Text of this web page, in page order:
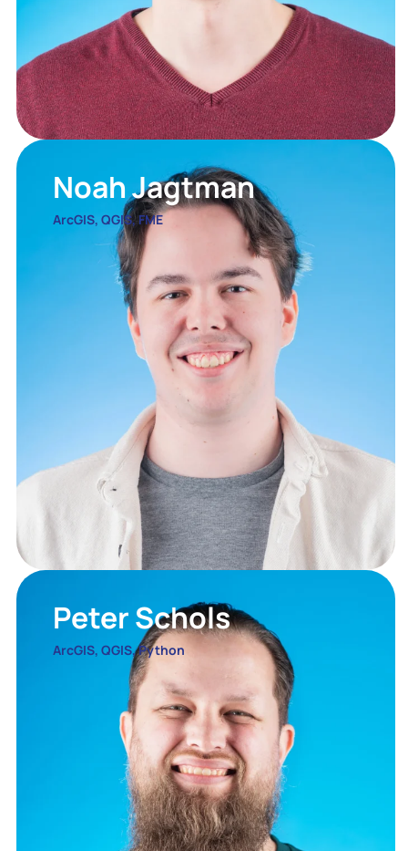
Noah Jagtman
ArcGIS, QGIS, FME
Peter Schols
ArcGIS, QGIS, Python